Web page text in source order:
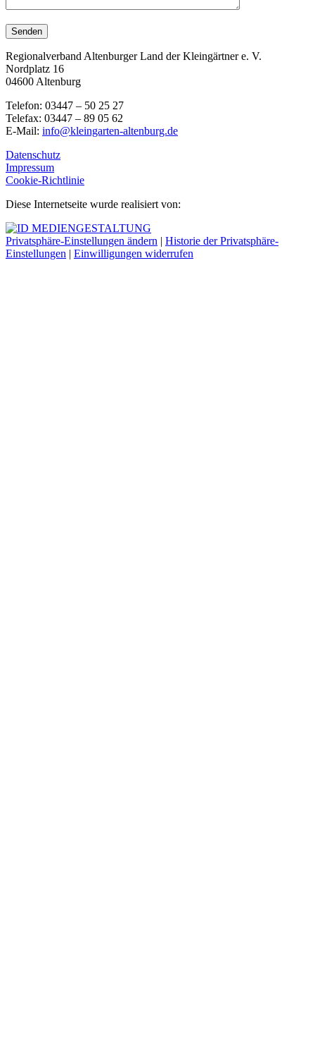
Regionalverband Altenburger Land der Kleingärtner e. V.
Nordplatz 16
04600 Altenburg
Telefon: 03447 – 50 25 27
Telefax: 03447 – 89 05 62
E-Mail: info@kleingarten-altenburg.de
Datenschutz
Impressum
Cookie-Richtlinie
Diese Internetseite wurde realisiert von:
Privatsphäre-Einstellungen ändern | Historie der Privatsphäre-
Einstellungen | Einwilligungen widerrufen